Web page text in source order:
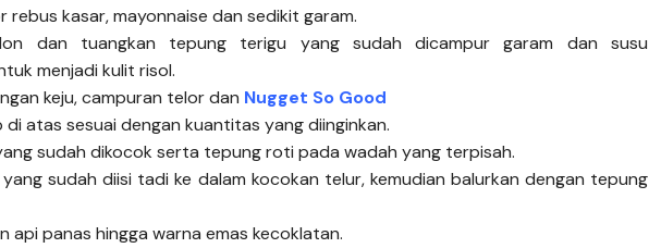
kasar, mayonnaise dan sedikit garam.
dan tuangkan tepung terigu yang sudah dicampur garam dan susu
menjadi kulit risol.
keju, campuran telor dan Nugget So Good
di atas sesuai dengan kuantitas yang diinginkan.
sudah dikocok serta tepung roti pada wadah yang terpisah.
sudah diisi tadi ke dalam kocokan telur, kemudian balurkan dengan tepung
api panas hingga warna emas kecoklatan.